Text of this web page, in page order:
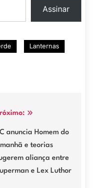
Assinar
Lanternas
anuncia Homem do
e teorias
aliança entre
e Lex Luthor